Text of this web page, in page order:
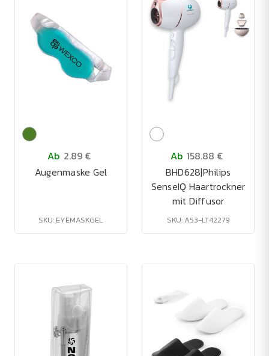
Ab 2.89 €
Augenmaske Gel
SKU: EYEMASKGEL
Ab 158.88 €
BHD628|Philips
SenseIQ Haartrockner
mit Diffusor
SKU: A53-LT42279